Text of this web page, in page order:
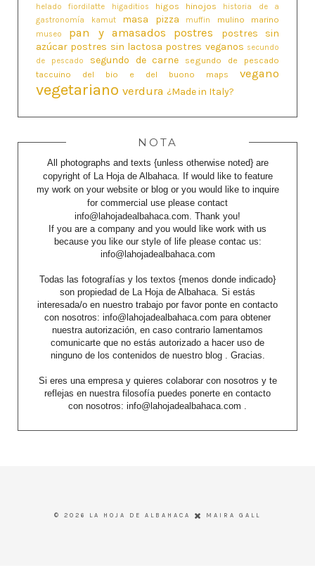
helado fiordilatte higaditios higos hinojos
historia de a
gastronomía
kamut masa pizza muffin mulino marino
museo pan y amasados postres
postres sin
azúcar postres sin lactosa postres veganos secundo
de pescado
segundo de carne
segundo de pescado
taccuino del bio e del buono maps
vegano
vegetariano verdura ¿Made in Italy?
NOTA
All photographs and texts {unless otherwise noted} are
copyright of La Hoja de Albahaca. If would like to feature
my work on your website or blog or you would like to inquire
for commercial use please contact
info@lahojadealbahaca.com. Thank you!
If you are a company and you would like work with us
because you like our style of life please contac us:
info@lahojadealbahaca.com
Todas las fotografías y los textos {menos donde indicado}
son propiedad de La Hoja de Albahaca. Si estás
interesada/o en nuestro trabajo por favor ponte en contacto
con nosotros: info@lahojadealbahaca.com para obtener
nuestra autorización, en caso contrario lamentamos
comunicarte que no estás autorizado a hacer uso de
ninguno de los contenidos de nuestro blog . Gracias.
Si eres una empresa y quieres colaborar con nosotros y te
reflejas en nuestra filosofía puedes ponerte en contacto
con nosotros: info@lahojadealbahaca.com .
© 2026 LA HOJA DE ALBAHACA MAIRA GALL